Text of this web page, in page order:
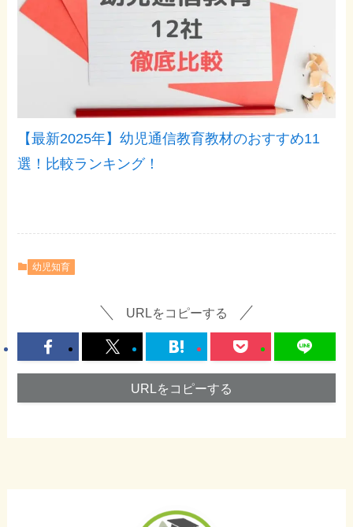
【最新2025年】幼児通信教育教材のおすすめ11
選！比較ランキング！
幼児知育
URLをコピーする
URLをコピーする